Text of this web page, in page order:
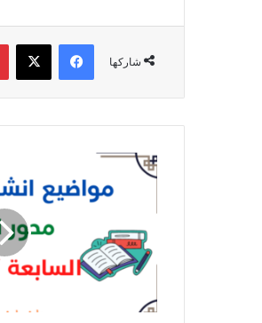
شاركها
فيسبوك ‫X
موضوع
إنشاء
الحي
سنة
7
أساسي
الإصلاح